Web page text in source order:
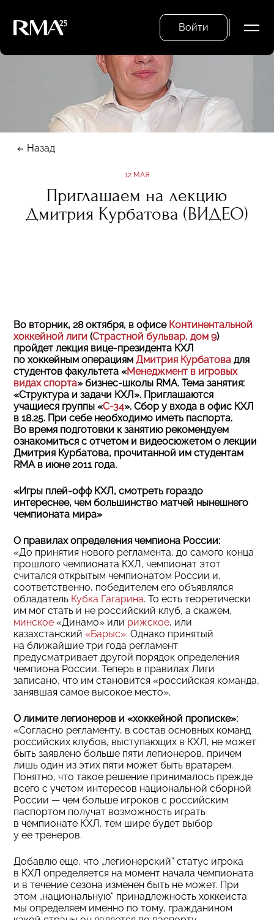
Войти
Назад
12 МАЯ
Приглашаем на лекцию
Дмитрия Курбатова (ВИДЕО)
Во вторник, 28 октября, в офисе Континентальной
хоккейной лиги (Страстной бульвар, дом 9)
пройдет лекция вице-президента КХЛ
по хоккейным операциям Дмитрия Курбатова для
студентов факультета «Менеджмент в игровых
видах спорта» бизнес-школы RMA. Тема занятия:
«Структура и задачи КХЛ». Приглашаются
учащиеся группы «С-34». Сбор у входа в офис КХЛ
в 18.25. При себе необходимо иметь паспорта.
Во время подготовки к занятию рекомендуем
ознакомиться с отчетом и видеосюжетом о лекции
Дмитрия Курбатова, прочитанной им студентам
RMA в июне 2011 года.
«Игры плей-офф КХЛ, смотреть гораздо
интереснее, чем большинство матчей нынешнего
чемпионата мира»
О правилах определения чемпиона России:
«До принятия нового регламента, до самого конца
прошлого чемпионата КХЛ, чемпионат этот
считался открытым чемпионатом России и,
соответственно, победителем его объявлялся
обладатель Кубка Гагарина. То есть теоретически
им мог стать и не российский клуб, а скажем,
минское «Динамо» или рижское, или
казахстанский «Барыс». Однако принятый
на ближайшие три года регламент
предусматривает другой порядок определения
чемпиона России. Теперь в правилах Лиги
записано, что им становится «российская команда,
занявшая самое высокое место».
О лимите легионеров и «хоккейной прописке»:
«Согласно регламенту, в состав основных команд
российских клубов, выступающих в КХЛ, не может
быть заявлено больше пяти легионеров, причем
лишь один из этих пяти может быть вратарем.
Понятно, что такое решение принималось прежде
всего с учетом интересов национальной сборной
России — чем больше игроков с российским
паспортом получат возможность играть
в чемпионате КХЛ, тем шире будет выбор
у ее тренеров.
Добавлю еще, что „легионерский“ статус игрока
в КХЛ определяется на момент начала чемпионата
и в течение сезона изменен быть не может. При
этом „национальную“ принадлежность хоккеиста
мы определяем именно по тому, гражданином